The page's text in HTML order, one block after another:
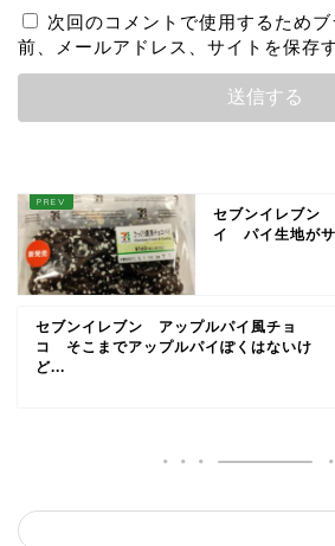
次回のコメントで使用するため
前、メールアドレス、サイトを保存す
セブンイレブン
イ パイ生地が
セブンイレブン アップルパイ風チョ
コ そこまでアップルパイぽくはないけ
ど...